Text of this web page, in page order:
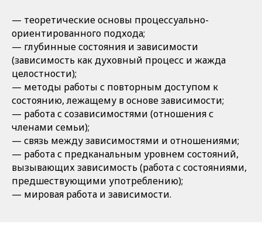
— теоретические основы процессуально-
ориентированного подхода;
— глубинные состояния и зависимости
(зависимость как духовный процесс и жажда
целостности);
— методы работы с повторным доступом к
состоянию, лежащему в основе зависимости;
— работа с созависимостями (отношения с
членами семьи);
— связь между зависимостями и отношениями;
— работа с предканальным уровнем состояний,
вызывающих зависимость (работа с состояниями,
предшествующими употреблению);
— мировая работа и зависимости.